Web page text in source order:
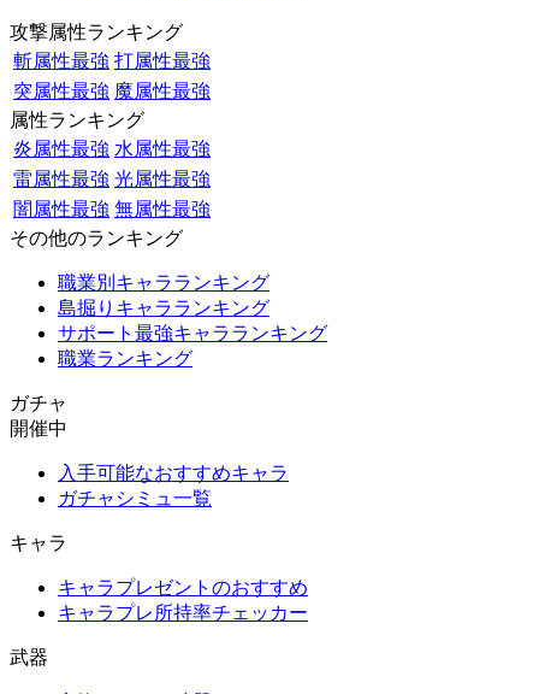
攻撃属性ランキング
斬属性最強 打属性最強
突属性最強 魔属性最強
属性ランキング
炎属性最強 水属性最強
雷属性最強 光属性最強
闇属性最強 無属性最強
その他のランキング
職業別キャラランキング
島掘りキャラランキング
サポート最強キャラランキング
職業ランキング
ガチャ
開催中
入手可能なおすすめキャラ
ガチャシミュ一覧
キャラ
キャラプレゼントのおすすめ
キャラプレ所持率チェッカー
武器